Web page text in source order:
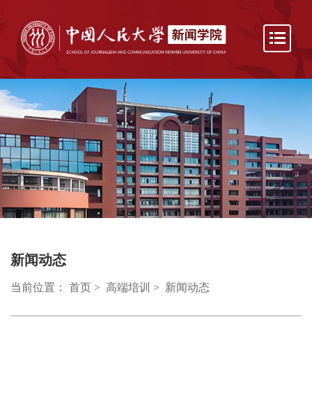
新闻动态
当前位置： 首页 > 高端培训 > 新闻动态